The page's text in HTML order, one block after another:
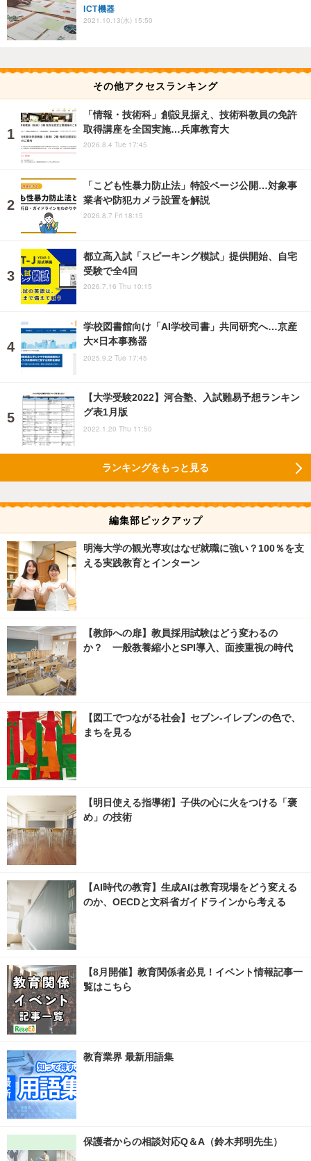
ICT機器
2021.10.13(水) 15:50
その他アクセスランキング
「情報・技術科」創設見据え、技術科教員の免許
取得講座を全国実施…兵庫教育大
2026.8.4 Tue 17:45
「こども性暴力防止法」特設ページ公開…対象事
業者や防犯カメラ設置を解説
2026.8.7 Fri 18:15
都立高入試「スピーキング模試」提供開始、自宅
受験で全4回
2026.7.16 Thu 10:15
学校図書館向け「AI学校司書」共同研究へ…京産
大×日本事務器
2025.9.2 Tue 17:45
【大学受験2022】河合塾、入試難易予想ランキン
グ表1月版
2022.1.20 Thu 11:50
ランキングをもっと見る
編集部ピックアップ
明海大学の観光専攻はなぜ就職に強い？100％を支
える実践教育とインターン
【教師への扉】教員採用試験はどう変わるの
か？ 一般教養縮小とSPI導入、面接重視の時代
【図工でつながる社会】セブン‐イレブンの色で、
まちを見る
【明日使える指導術】子供の心に火をつける「褒
め」の技術
【AI時代の教育】生成AIは教育現場をどう変える
のか、OECDと文科省ガイドラインから考える
【8月開催】教育関係者必見！イベント情報記事一
覧はこちら
教育業界 最新用語集
保護者からの相談対応Q＆A（鈴木邦明先生）